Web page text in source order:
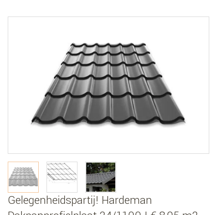
Gelegenheidspartij! Hardeman